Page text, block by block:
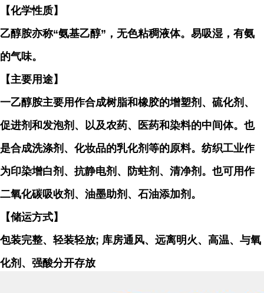
【化学性质】
乙醇胺亦称“氨基乙醇”，无色粘稠液体。易吸湿，有氨
的气味。
【主要用途】
一乙醇胺主要用作合成树脂和橡胶的增塑剂、硫化剂、
促进剂和发泡剂、以及农药、医药和染料的中间体。也
是合成洗涤剂、化妆品的乳化剂等的原料。纺织工业作
为印染增白剂、抗静电剂、防蛀剂、清净剂。也可用作
二氧化碳吸收剂、油墨助剂、石油添加剂。
【储运方式】
包装完整、轻装轻放; 库房通风、远离明火、高温、与氧
化剂、强酸分开存放